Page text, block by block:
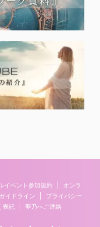
イベント参加規約
オンラ
イドライン
プライバシー
表記 夢乃へご連絡